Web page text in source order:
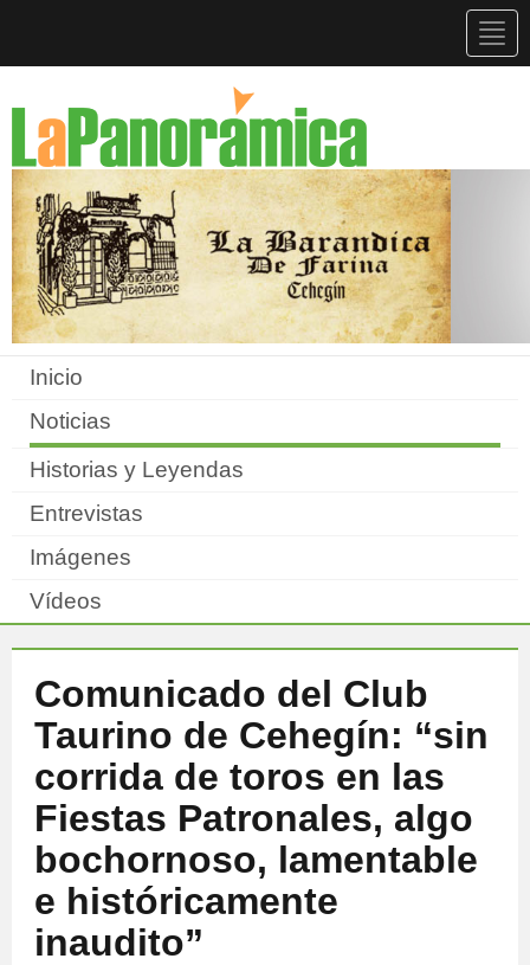
Inicio
Noticias
Historias y Leyendas
Entrevistas
Imágenes
Vídeos
Comunicado del Club
Taurino de Cehegín: “sin
corrida de toros en las
Fiestas Patronales, algo
bochornoso, lamentable
e históricamente
inaudito”